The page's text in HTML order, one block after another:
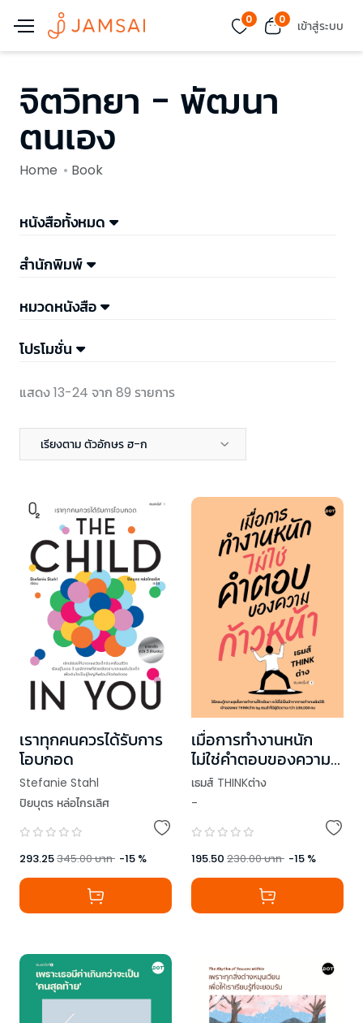
0 0 เข้าสู่ระบบ
จิตวิทยา - พัฒนา
ตนเอง
Home Book
หนังสือทั้งหมด
สำนักพิมพ์
หมวดหนังสือ
โปรโมชั่น
แสดง 13-24 จาก 89 รายการ
เรียงตาม ตัวอักษร ฮ-ก
เราทุกคนควรได้รับการ
โอบกอด
Stefanie Stahl
ปิยบุตร หล่อไกรเลิศ
293.25345.00บาท -15 %
เมื่อการทำงานหนัก
ไม่ใช่คำตอบของความ
ก้าวหน้า
เธมส์ THINKต่าง
-
195.50 230.00บาท -15 %